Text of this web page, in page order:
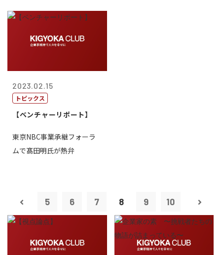
2023.02.15
トピックス
【ベンチャーリポート】
東京NBC事業承継フォーラ
ムで髙田明氏が熱弁
5 6 7 8 9 10